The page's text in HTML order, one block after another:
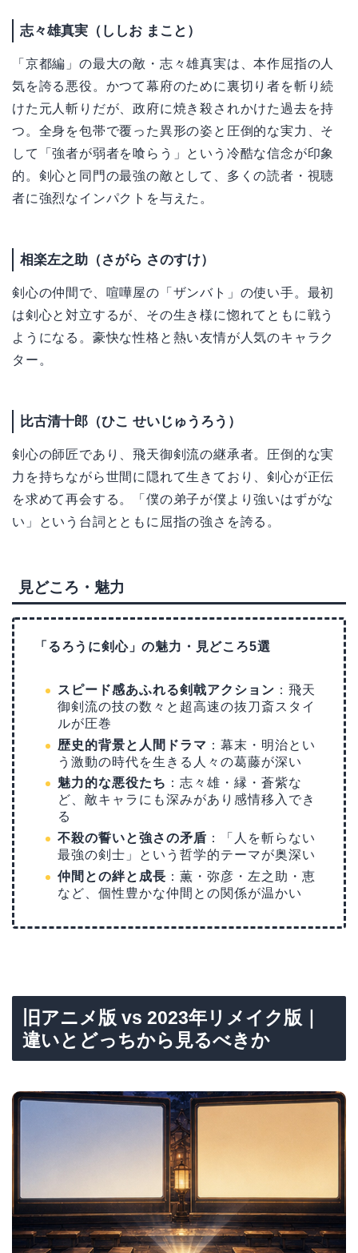
志々雄真実（ししお まこと）
「京都編」の最大の敵・志々雄真実は、本作屈指の人
気を誇る悪役。かつて幕府のために裏切り者を斬り続
けた元人斬りだが、政府に焼き殺されかけた過去を持
つ。全身を包帯で覆った異形の姿と圧倒的な実力、そ
して「強者が弱者を喰らう」という冷酷な信念が印象
的。剣心と同門の最強の敵として、多くの読者・視聴
者に強烈なインパクトを与えた。
相楽左之助（さがら さのすけ）
剣心の仲間で、喧嘩屋の「ザンバト」の使い手。最初
は剣心と対立するが、その生き様に惚れてともに戦う
ようになる。豪快な性格と熱い友情が人気のキャラク
ター。
比古清十郎（ひこ せいじゅうろう）
剣心の師匠であり、飛天御剣流の継承者。圧倒的な実
力を持ちながら世間に隠れて生きており、剣心が正伝
を求めて再会する。「僕の弟子が僕より強いはずがな
い」という台詞とともに屈指の強さを誇る。
見どころ・魅力
「るろうに剣心」の魅力・見どころ5選
スピード感あふれる剣戟アクション ：飛天
御剣流の技の数々と超高速の抜刀斎スタイ
ルが圧巻
歴史的背景と人間ドラマ ：幕末・明治とい
う激動の時代を生きる人々の葛藤が深い
魅力的な悪役たち ：志々雄・縁・蒼紫な
ど、敵キャラにも深みがあり感情移入でき
る
不殺の誓いと強さの矛盾 ：「人を斬らない
最強の剣士」という哲学的テーマが奥深い
仲間との絆と成長 ：薫・弥彦・左之助・恵
など、個性豊かな仲間との関係が温かい
旧アニメ版 vs 2023年リメイク版｜
違いとどっちから見るべきか